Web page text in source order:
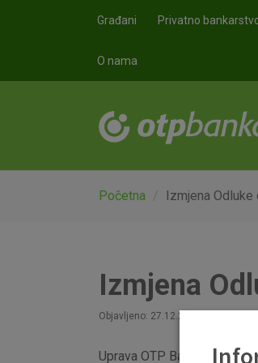
Građani Privatno
O nama
Početna Izmjena Odluke
Izmjena
Objavljeno: 27.12.2024
Uprava OTP Banke